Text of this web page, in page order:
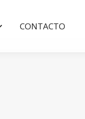
CONTACTO